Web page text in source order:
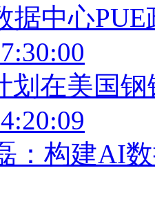
据中心
划在美国
：构建AI